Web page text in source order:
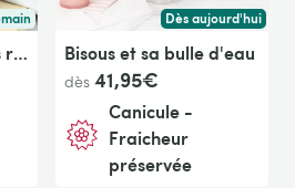
dès demain (pour toute commande passée
Brassée de 101 roses rouges Max Havelaar
Dès aujourd'hui
Livraison dès
Bisous et sa bulle d'eau
dès 41,95€
Canicule -
Fraicheur
préservée